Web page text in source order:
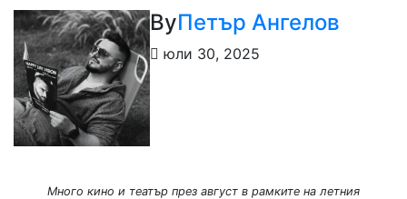
ByПетър Ангелов
юли 30, 2025
Много кино и театър през август в рамките на летния